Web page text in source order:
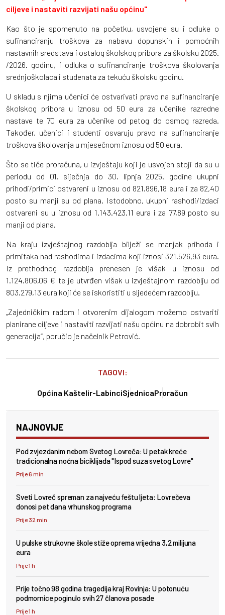
ciljeve i nastaviti razvijati našu općinu"
Kao što je spomenuto na početku, usvojene su i odluke o
sufinanciranju troškova za nabavu dopunskih i pomoćnih
nastavnih sredstava i ostalog školskog pribora za školsku 2025.
/2026. godinu, i odluka o sufinanciranje troškova školovanja
srednjoškolaca i studenata za tekuću školsku godinu.
U skladu s njima učenici će ostvarivati pravo na sufinanciranje
školskog pribora u iznosu od 50 eura za učenike razredne
nastave te 70 eura za učenike od petog do osmog razreda.
Također, učenici i studenti osvaruju pravo na sufinanciranje
troškova školovanja u mjesečnom iznosu od 50 eura.
Što se tiče proračuna, u izvještaju koji je usvojen stoji da su u
periodu od 01. siječnja do 30. lipnja 2025. godine ukupni
prihodi/primici ostvareni u iznosu od 821.896,18 eura i za 82,40
posto su manji su od plana. Istodobno, ukupni rashodi/izdaci
ostvareni su u iznosu od 1.143.423,11 eura i za 77,89 posto su
manji od plana.
Na kraju izvještajnog razdoblja bilježi se manjak prihoda i
primitaka nad rashodima i izdacima koji iznosi 321.526,93 eura.
Iz prethodnog razdoblja prenesen je višak u iznosu od
1.124.806,06 € te je utvrđen višak u izvještajnom razdoblju od
803.279,13 eura koji će se iskoristiti u sljedećem razdoblju.
„Zajedničkim radom i otvorenim dijalogom možemo ostvariti
planirane ciljeve i nastaviti razvijati našu općinu na dobrobit svih
generacija“, poručio je načelnik Petrović.
TAGOVI:
Općina Kaštelir-LabinciSjednicaProračun
NAJNOVIJE
Pod zvjezdanim nebom Svetog Lovreča: U petak kreće
tradicionalna noćna biciklijada "Ispod suza svetog Lovre"
Prije 6 min
Sveti Lovreč spreman za najveću feštu ljeta: Lovrečeva
donosi pet dana vrhunskog programa
Prije 32 min
U pulske strukovne škole stiže oprema vrijedna 3,2 milijuna
eura
Prije 1 h
Prije točno 98 godina tragedija kraj Rovinja: U potonuću
podmornice poginulo svih 27 članova posade
Prije 1 h